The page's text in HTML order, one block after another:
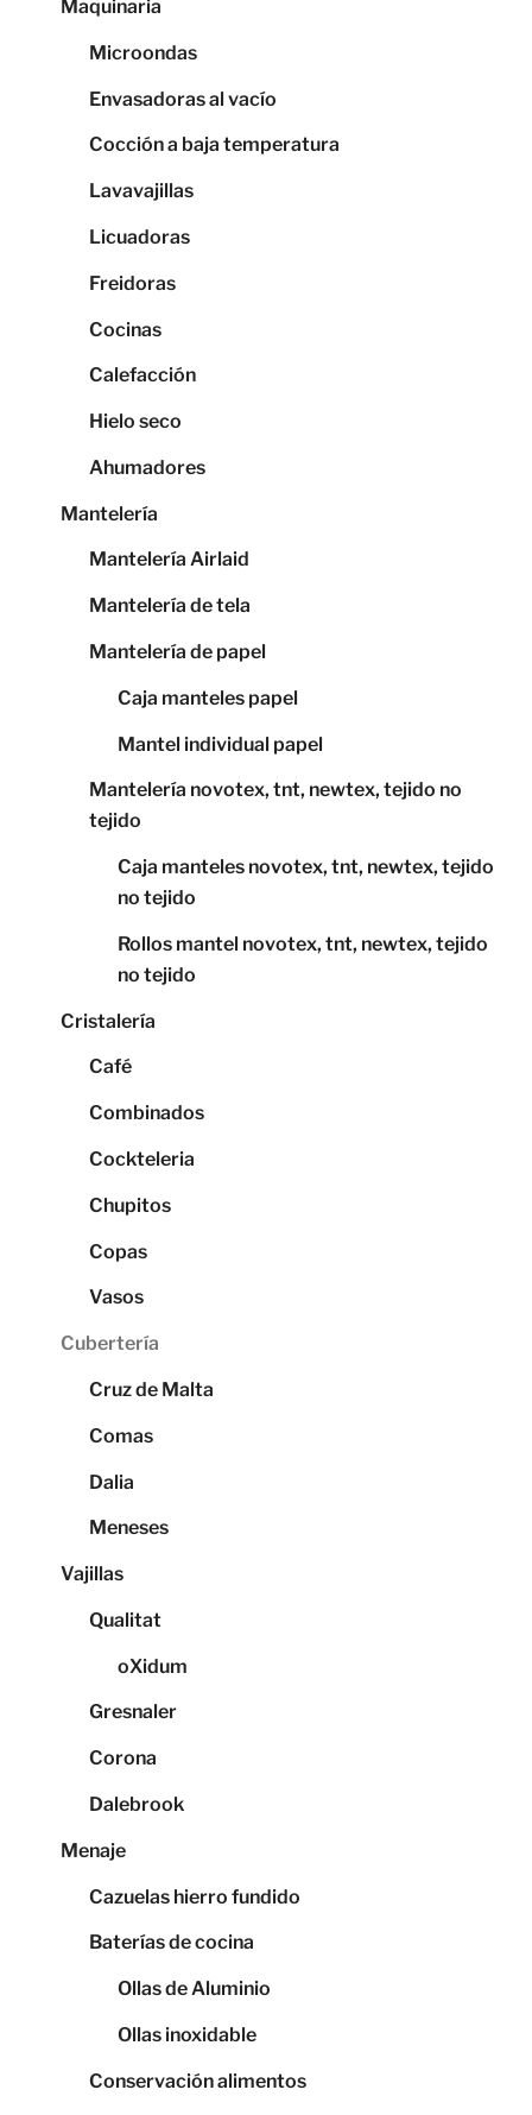
Maquinaria
Microondas
Envasadoras al vacío
Cocción a baja temperatura
Lavavajillas
Licuadoras
Freidoras
Cocinas
Calefacción
Hielo seco
Ahumadores
Mantelería
Mantelería Airlaid
Mantelería de tela
Mantelería de papel
Caja manteles papel
Mantel individual papel
Mantelería novotex, tnt, newtex, tejido no
tejido
Caja manteles novotex, tnt, newtex, tejido
no tejido
Rollos mantel novotex, tnt, newtex, tejido
no tejido
Cristalería
Café
Combinados
Cockteleria
Chupitos
Copas
Vasos
Cubertería
Cruz de Malta
Comas
Dalia
Meneses
Vajillas
Qualitat
oXidum
Gresnaler
Corona
Dalebrook
Menaje
Cazuelas hierro fundido
Baterías de cocina
Ollas de Aluminio
Ollas inoxidable
Conservación alimentos